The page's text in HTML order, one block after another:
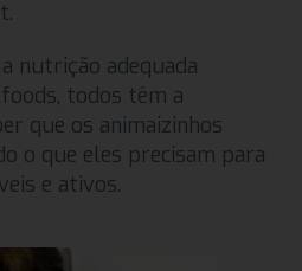
nutrição adequada
todos têm a
que os animaizinhos
o que eles precisam para
e ativos.